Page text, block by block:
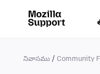
నివాసము Community